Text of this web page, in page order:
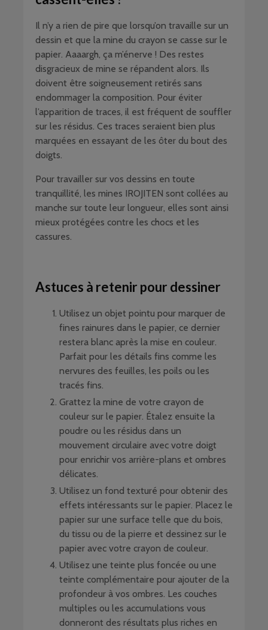
Il n’y a rien de pire que lorsqu’on travaille sur un
dessin et que la mine du crayon se casse sur le
papier. Aaaargh, ça m’énerve ! Des restes
disgracieux de mine se répandent alors. Ils
doivent être soigneusement retirés sans
endommager la composition. Pour éviter
l’apparition de traces, il est fréquent de souffler
sur les résidus. Ces traces seraient bien plus
marquées en essayant de les ôter du bout des
doigts.
Pour travailler sur vos dessins en toute
tranquillité, les mines IROJITEN sont collées au
manche sur toute leur longueur, elles sont ainsi
mieux protégées contre les chocs et les
cassures.
Astuces à retenir pour dessiner
Utilisez un objet pointu pour marquer de
fines rainures dans le papier, ce dernier
restera blanc après la mise en couleur.
Parfait pour les détails fins comme les
nervures des feuilles, les poils ou les
tracés fins.
Grattez la mine de votre crayon de
couleur sur le papier. Étalez ensuite la
poudre ou les résidus dans un
mouvement circulaire avec votre doigt
pour enrichir vos arrière-plans et ombres
délicates.
Utilisez un fond texturé pour obtenir des
effets intéressants sur le papier. Placez le
papier sur une surface telle que du bois,
du tissu ou de la pierre et dessinez sur le
papier avec votre crayon de couleur.
Utilisez une teinte plus foncée ou une
teinte complémentaire pour ajouter de la
profondeur à vos ombres. Les couches
multiples ou les accumulations vous
donneront des résultats plus riches en